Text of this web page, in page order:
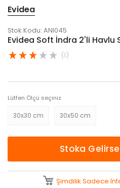
Evidea
Stok Kodu: ANI045
Evidea Soft İndra 2'li Havlu
(1)
Lütfen Ölçü seçiniz
30x30 cm 30x50 cm
Stoka
Şimdilik Sadece